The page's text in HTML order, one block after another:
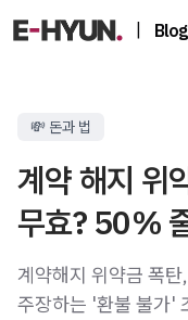
Blog
💸 돈과 법
계약 해지 위
무효? 50%
계약해지 위약금 폭
주장하는 '환불 불가'